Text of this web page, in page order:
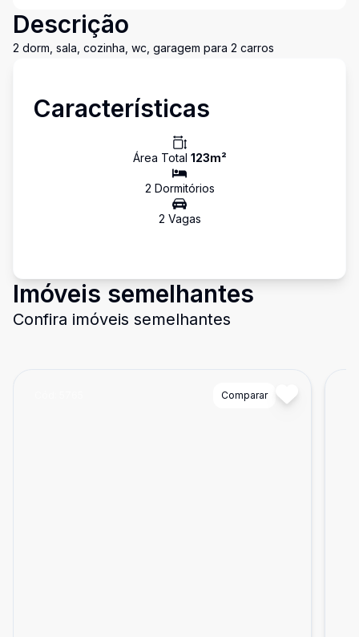
Descrição
2 dorm, sala, cozinha, wc, garagem para 2 carros
Características
Área Total 123m²
2 Dormitórios
2 Vagas
Imóveis semelhantes
Confira imóveis semelhantes
Comparar